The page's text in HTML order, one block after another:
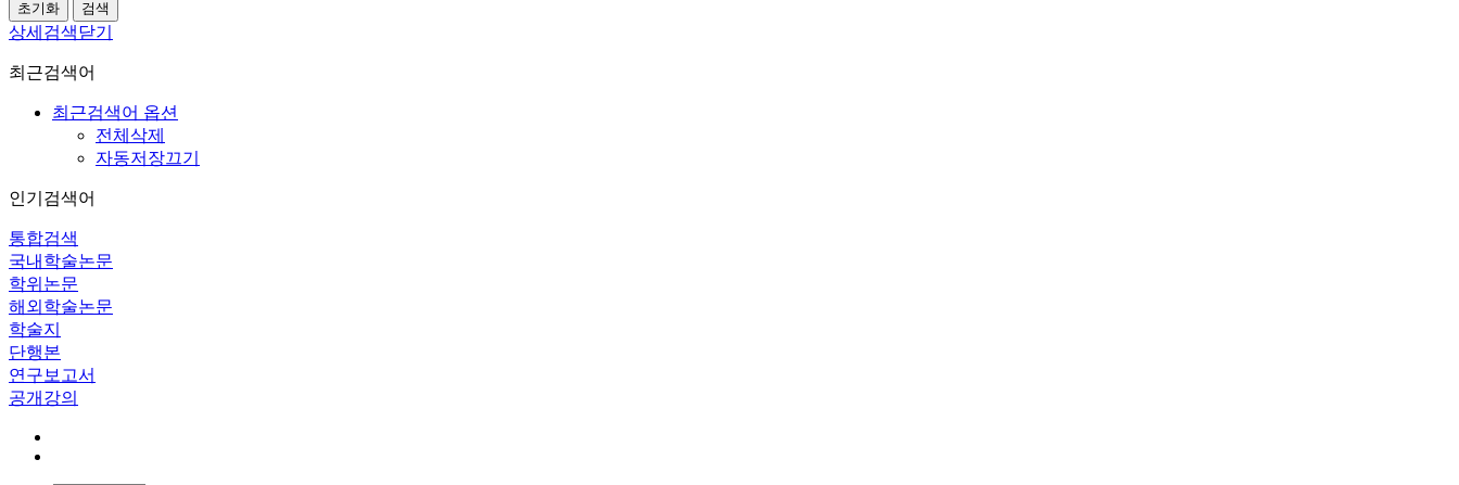
상세검색닫기
최근검색어
최근검색어 옵션
전체삭제
자동저장끄기
인기검색어
통합검색
국내학술논문
학위논문
해외학술논문
학술지
단행본
연구보고서
공개강의